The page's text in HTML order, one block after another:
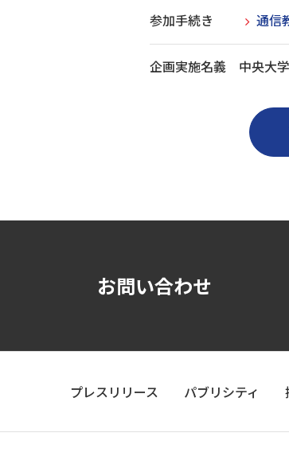
参加手続き 通信
企画実施名義 中央大
お問い合わせ
プレスリリース パブリシティ